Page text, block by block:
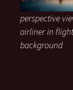
perspective
airliner in
background